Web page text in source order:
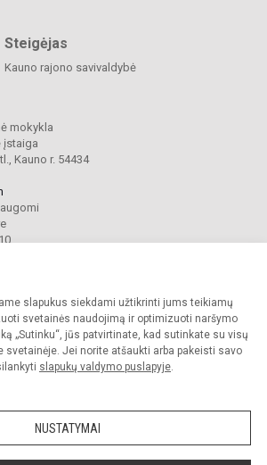
slapukus siekdami užtikrinti jums teikiamų
svetainės naudojimą ir optimizuoti naršymo
„Sutinku“, jūs patvirtinate, kad sutinkate su visų
svetainėje. Jei norite atšaukti arba pakeisti savo
slapukų valdymo puslapyje.
NUSTATYMAI
Steigėjas
Kauno rajono savivaldybė
mokykla
įstaiga
Kauno r. 54434
pagrindinė mokykla. Visos teisės saugomos.
mokyklos sutikimo griežtai draudžiama.
paraiška Slapukų valdymas